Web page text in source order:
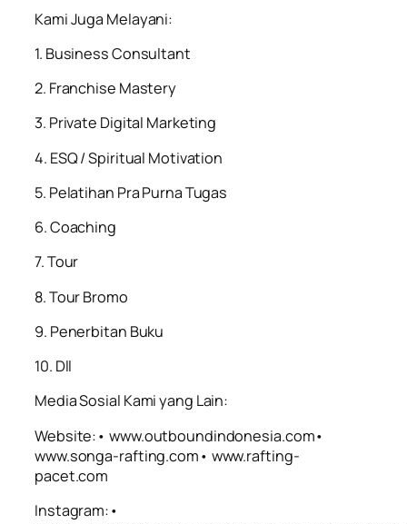
Kami Juga Melayani:
1. Business Consultant
2. Franchise Mastery
3. Private Digital Marketing
4. ESQ / Spiritual Motivation
5. Pelatihan Pra Purna Tugas
6. Coaching
7. Tour
8. Tour Bromo
9. Penerbitan Buku
10. Dll
Media Sosial Kami yang Lain:
Website:• www.outboundindonesia.com•
www.songa-rafting.com• www.rafting-
pacet.com
Instagram:•